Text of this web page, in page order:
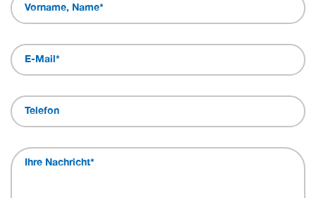
Vorname, Name*
E-Mail*
Telefon
Ihre Nachricht*